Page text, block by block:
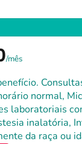
/mês
normal,
laboratoriais
inalatória,
da raça ou